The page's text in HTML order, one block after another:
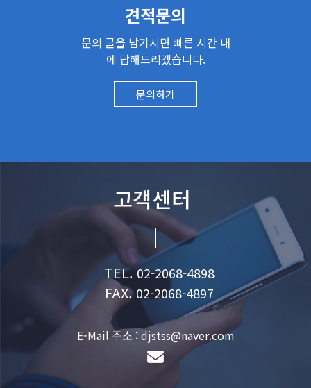
견적문의
문의 글을 남기시면 빠른 시간 내
에 답해드리겠습니다.
문의하기
고객센터
TEL. 02-2068-4898
FAX.02-2068-4897
E-Mail 주소 : djstss@naver.com